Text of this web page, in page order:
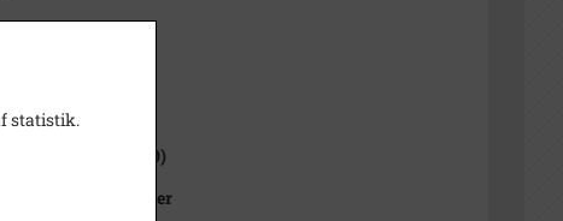
(1000-2050)
Sogn (1000-2050)
Kommunes Arkiver
statistik.